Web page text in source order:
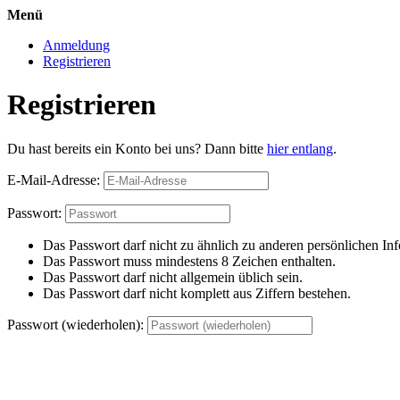
Menü
Anmeldung
Registrieren
Registrieren
Du hast bereits ein Konto bei uns? Dann bitte hier entlang.
E-Mail-Adresse:
Passwort:
Das Passwort darf nicht zu ähnlich zu anderen persönlichen
Das Passwort muss mindestens 8 Zeichen enthalten.
Das Passwort darf nicht allgemein üblich sein.
Das Passwort darf nicht komplett aus Ziffern bestehen.
Passwort (wiederholen):